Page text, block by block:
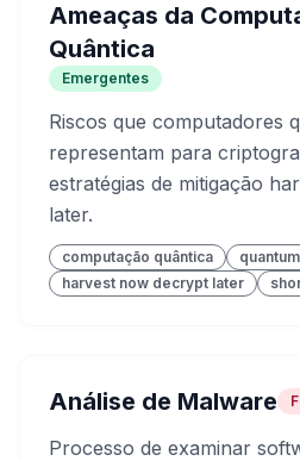
Ameaças da
Quântica
Emergentes
Riscos que computadores
representam para
estratégias de mitigação
later.
computação quântica
harvest now decrypt later
Análise de Malware
Processo de examinar